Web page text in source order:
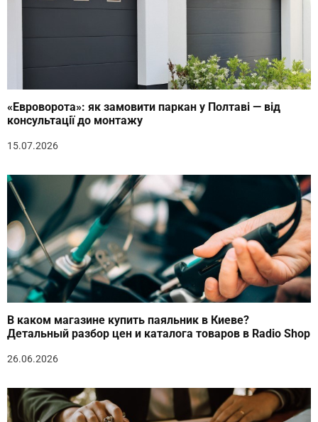
«Евроворота»: як замовити паркан у Полтаві — від
консультації до монтажу
15.07.2026
В каком магазине купить паяльник в Киеве?
Детальный разбор цен и каталога товаров в Radio Shop
26.06.2026